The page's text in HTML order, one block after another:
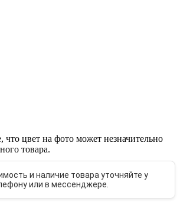
что цвет на фото может незначительно
товара.
и наличие товара уточняйте у
или в мессенджере.